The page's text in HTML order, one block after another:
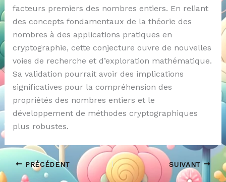
facteurs premiers des nombres entiers. En reliant
des concepts fondamentaux de la théorie des
nombres à des applications pratiques en
cryptographie, cette conjecture ouvre de nouvelles
voies de recherche et d’exploration mathématique.
Sa validation pourrait avoir des implications
significatives pour la compréhension des
propriétés des nombres entiers et le
développement de méthodes cryptographiques
plus robustes.
PRÉCÉDENT SUIVANT